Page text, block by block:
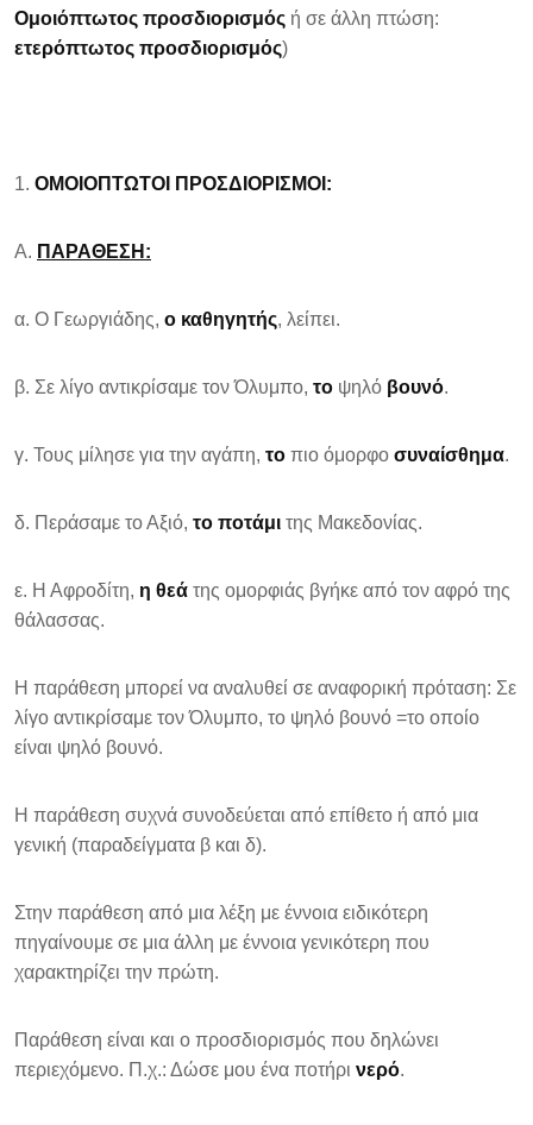
Ομοιόπτωτος προσδιορισμός ή σε άλλη πτώση:
ετερόπτωτος προσδιορισμός)
ΟΜΟΙΟΠΤΩΤΟΙ ΠΡΟΣΔΙΟΡΙΣΜΟΙ:
Α. ΠΑΡΑΘΕΣΗ:
α. Ο Γεωργιάδης, ο καθηγητής, λείπει.
β. Σε λίγο αντικρίσαμε τον Όλυμπο, το ψηλό βουνό.
γ. Τους μίλησε για την αγάπη, το πιο όμορφο συναίσθημα.
δ. Περάσαμε το Αξιό, το ποτάμι της Μακεδονίας.
ε. Η Αφροδίτη, η θεά της ομορφιάς βγήκε από τον αφρό της
θάλασσας.
Η παράθεση μπορεί να αναλυθεί σε αναφορική πρόταση: Σε
λίγο αντικρίσαμε τον Όλυμπο, το ψηλό βουνό =το οποίο
είναι ψηλό βουνό.
Η παράθεση συχνά συνοδεύεται από επίθετο ή από μια
γενική (παραδείγματα β και δ).
Στην παράθεση από μια λέξη με έννοια ειδικότερη
πηγαίνουμε σε μια άλλη με έννοια γενικότερη που
χαρακτηρίζει την πρώτη.
Παράθεση είναι και ο προσδιορισμός που δηλώνει
περιεχόμενο. Π.χ.: Δώσε μου ένα ποτήρι νερό.